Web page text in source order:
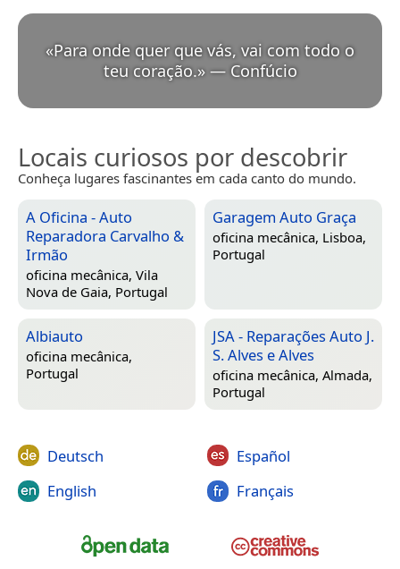
«Para onde quer que vás, vai com todo o
teu coração.» — Confúcio
Locais curiosos por descobrir
Conheça lugares fascinantes em cada canto do mundo.
A Oficina - Auto
Reparadora Carvalho &
Irmão
oficina mecânica, Vila
Nova de Gaia, Portugal
Garagem Auto Graça
oficina mecânica, Lisboa,
Portugal
Albiauto
oficina mecânica,
Portugal
JSA - Reparações Auto J.
S. Alves e Alves
oficina mecânica, Almada,
Portugal
Deutsch
English
Español
Français